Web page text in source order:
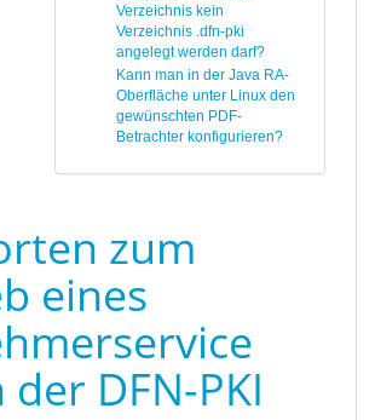
Verzeichnis kein
Verzeichnis .dfn-pki
angelegt werden darf?
Kann man in der Java RA-
Oberfläche unter Linux den
gewünschten PDF-
Betrachter konfigurieren?
zum
eines
der DFN-PKI